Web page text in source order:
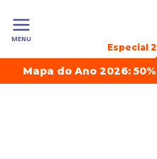
MENU
Especial
Mapa do Ano 2026: